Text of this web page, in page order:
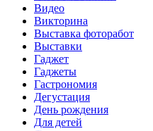
Видео
Викторина
Выставка фоторабот
Выставки
Гаджет
Гаджеты
Гастрономия
Дегустация
День рождения
Для детей